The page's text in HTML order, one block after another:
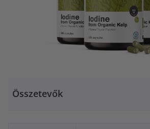
Összetevők